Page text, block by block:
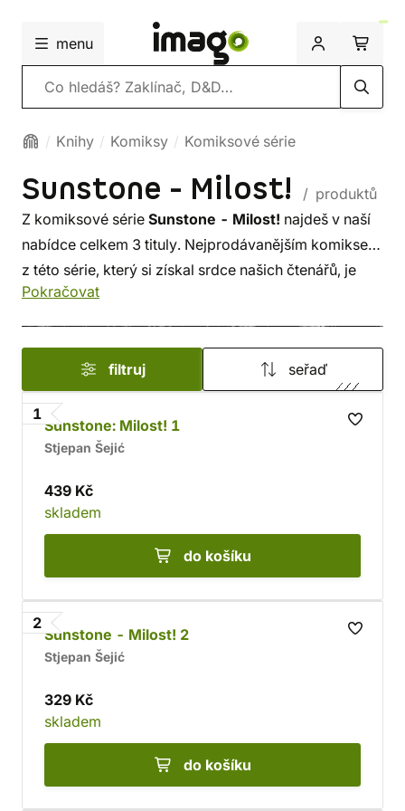
menu
Vyhledávání
Knihy Komiksy Komiksové série
Sunstone - Milost!
/ produktů
Z komiksové série Sunstone - Milost! najdeš v naší
nabídce celkem 3 tituly. Nejprodávanějším komiksem
z této série, který si získal srdce našich čtenářů, je
Sunstone - Milost! 3
hlavní nabídkykomiksů, a nebo přímo na komiksy
Sunstone - Milost!
Pokračovat
filtruj seřaď
1
Sunstone: Milost! 1
Stjepan Šejić
439 Kč
skladem
do košíku
2
Sunstone - Milost! 2
Stjepan Šejić
329 Kč
skladem
do košíku